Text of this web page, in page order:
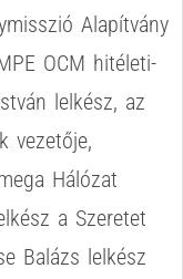
Alapítvány
OCM hitéleti-
lelkész, az
vezetője,
Hálózat
a Szeretet
Balázs lelkész